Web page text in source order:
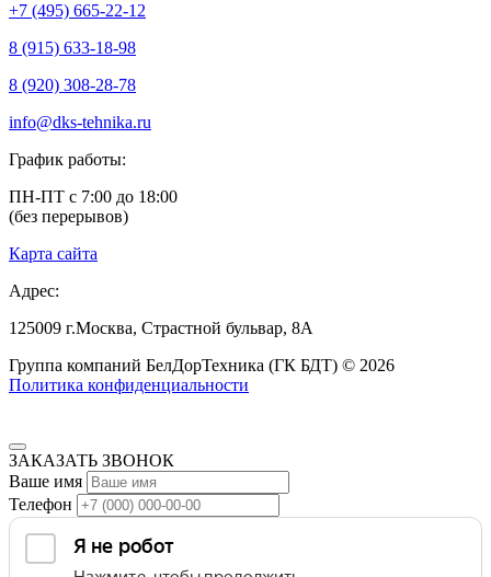
+7 (495) 665-22-12
8 (915) 633-18-98
8 (920) 308-28-78
info@dks-tehnika.ru
График работы:
ПН-ПТ с 7:00 до 18:00
(без перерывов)
Карта сайта
Адрес:
125009 г.Москва, Страстной бульвар, 8А
Группа компаний БелДорТехника (ГК БДТ) © 2026
Политика конфиденциальности
ЗАКАЗАТЬ ЗВОНОК
Ваше имя
Телефон